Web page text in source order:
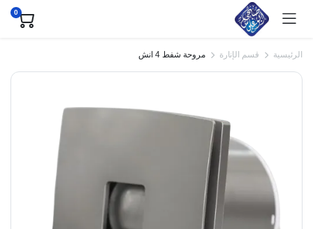
0
الرئيسية قسم الإنارة مروحة شفط 4 انش